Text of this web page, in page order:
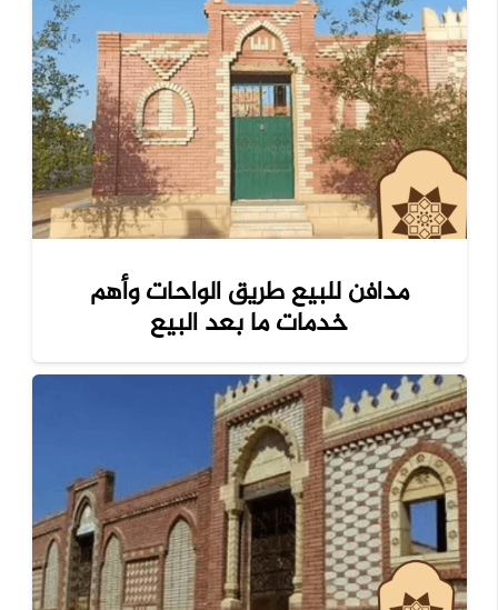
مدافن للبيع طريق الواحات وأهم
خدمات ما بعد البيع